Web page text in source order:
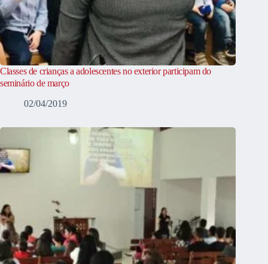
Classes de crianças a adolescentes no exterior participam do
seminário de março
02/04/2019